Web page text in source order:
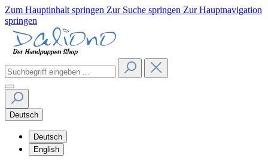
Zum Hauptinhalt springen Zur Suche springen Zur Hauptnavigation
springen
Deutsch
Deutsch
English